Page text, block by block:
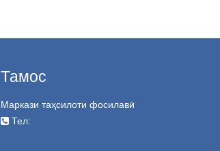
Тамос
Маркази таҳсилоти фосилавӣ
Тел: